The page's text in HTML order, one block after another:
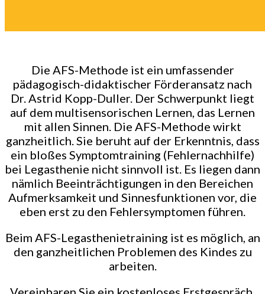
Die AFS-Methode ist ein umfassender
pädagogisch-didaktischer Förderansatz nach
Dr. Astrid Kopp-Duller. Der Schwerpunkt liegt
auf dem multisensorischen Lernen, das Lernen
mit allen Sinnen. Die AFS-Methode wirkt
ganzheitlich. Sie beruht auf der Erkenntnis, dass
ein bloßes Symptomtraining (Fehlernachhilfe)
bei Legasthenie nicht sinnvoll ist. Es liegen dann
nämlich Beeinträchtigungen in den Bereichen
Aufmerksamkeit und Sinnesfunktionen vor, die
eben erst zu den Fehlersymptomen führen.
Beim AFS-Legasthenietraining ist es möglich, an
den ganzheitlichen Problemen des Kindes zu
arbeiten.